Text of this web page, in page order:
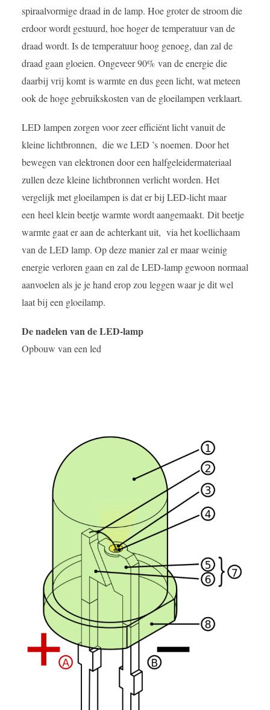
spiraalvormige draad in de lamp. Hoe groter de stroom die
erdoor wordt gestuurd, hoe hoger de temperatuur van de
draad wordt. Is de temperatuur hoog genoeg, dan zal de
draad gaan gloeien. Ongeveer 90% van de energie die
daarbij vrij komt is warmte en dus geen licht, wat meteen
ook de hoge gebruikskosten van de gloeilampen verklaart.
LED lampen zorgen voor zeer efficiënt licht vanuit de
kleine lichtbronnen, die we LED ’s noemen. Door het
bewegen van elektronen door een halfgeleidermateriaal
zullen deze kleine lichtbronnen verlicht worden. Het
vergelijk met gloeilampen is dat er bij LED-licht maar
een heel klein beetje warmte wordt aangemaakt. Dit beetje
warmte gaat er aan de achterkant uit, via het koellichaam
van de LED lamp. Op deze manier zal er maar weinig
energie verloren gaan en zal de LED-lamp gewoon normaal
aanvoelen als je je hand erop zou leggen waar je dit wel
laat bij een gloeilamp.
De nadelen van de LED-lamp
Opbouw van een led